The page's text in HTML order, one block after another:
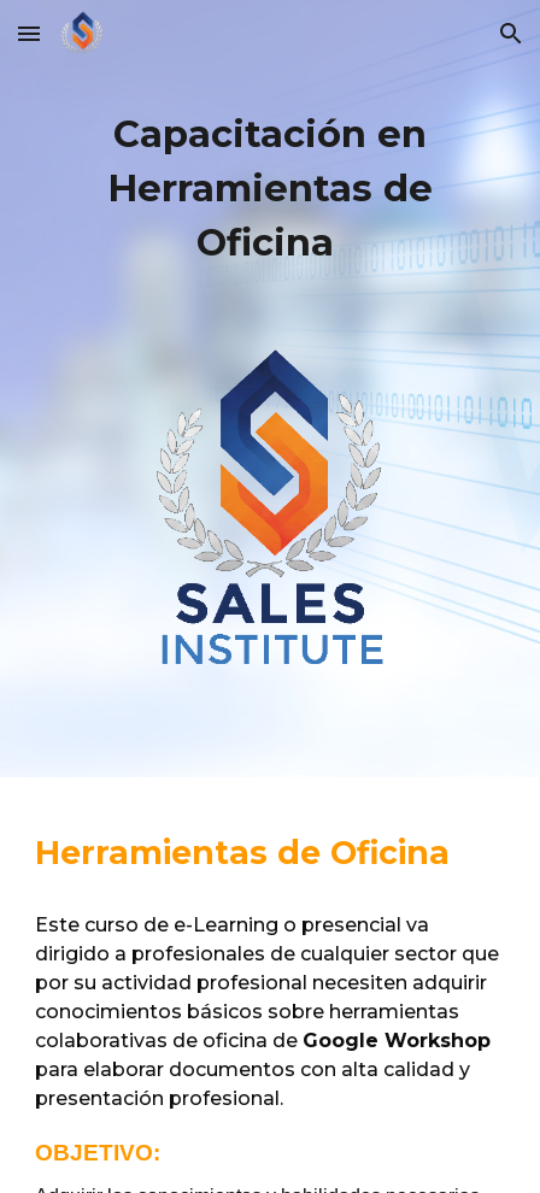
Skip to main content Skip to navigation
Capacitación en
Herramientas de
Oficina
Herramientas de Oficina
Este curso de e-Learning o presencial va
dirigido a profesionales de cualquier sector que
por su actividad profesional necesiten adquirir
conocimientos básicos sobre herramientas
colaborativas de oficina de Google Workshop
para elaborar documentos con alta calidad y
presentación profesional.
OBJETIVO: